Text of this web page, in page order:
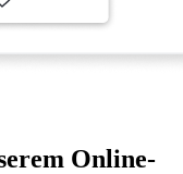
Online-